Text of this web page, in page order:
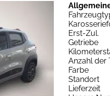
Erst-Zul.
Getriebe
Anzahl der
Farbe
Standort
Lieferzeit